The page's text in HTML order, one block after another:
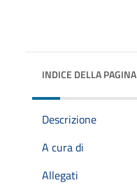
INDICE DELLA PAGINA
Descrizione
A cura di
Allegati